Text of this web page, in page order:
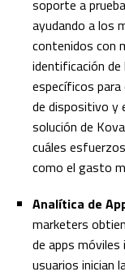
soporte a
ayudando a los
contenidos con
identificación
específicos
de dispositivo y
solución de
cuáles
como el gasto
Analítica de
marketers
de apps móviles
usuarios inician